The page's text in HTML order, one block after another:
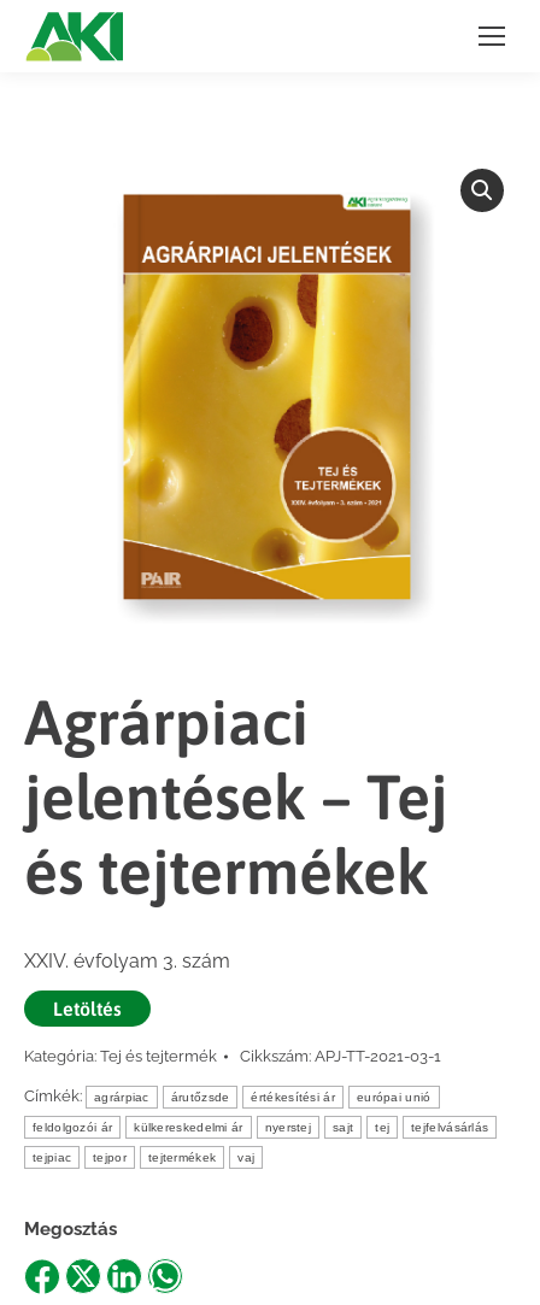
Agrárpiaci
jelentések – Tej
és tejtermékek
XXIV. évfolyam 3. szám
Letöltés
Kategória: Tej és tejtermék Cikkszám: APJ-TT-2021-03-1
Címkék: agrárpiac árutőzsde értékesítési ár európai unió
feldolgozói ár külkereskedelmi ár nyerstej sajt tej tejfelvásárlás
tejpiac tejpor tejtermékek vaj
Megosztás
ShareShareShareShare